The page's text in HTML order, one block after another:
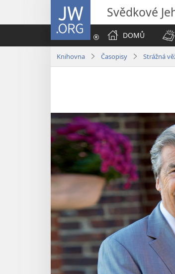
JW.ORG Svědkové
DOMŮ
Knihovna Časopisy Strážná